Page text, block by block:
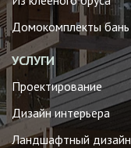
Домокомплекты бань
УСЛУГИ
Проектирование
Дизайн интерьера
Ландшафтный дизайн